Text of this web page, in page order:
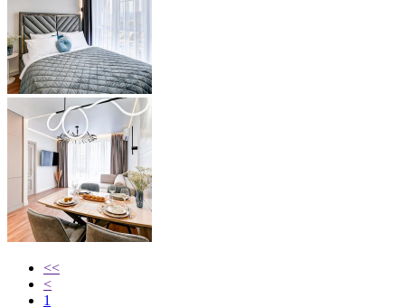
<<
<
1